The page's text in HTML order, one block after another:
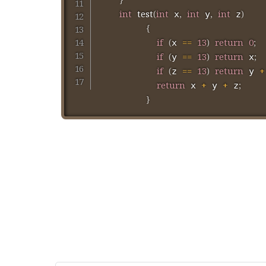
int test(int x, int y, int z)
{
if (x == 13) return 0;
if (y == 13) return x;
if (z == 13) return y +
return x + y + z;
}